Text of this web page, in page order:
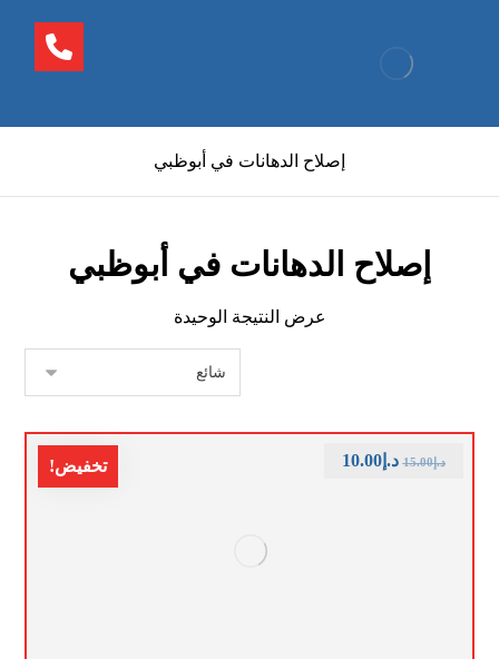
إصلاح الدهانات في أبوظبي
إصلاح الدهانات في أبوظبي
عرض النتيجة الوحيدة
تخفيض! د.إ15.00 د.إ10.00